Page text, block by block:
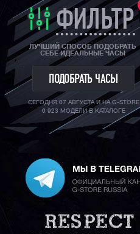
ФИЛЬТР
ЛУЧШИЙ СПОСОБ ПОДОБРАТЬ
СЕБЕ ИДЕАЛЬНЫЕ ЧАСЫ
ПОДОБРАТЬ ЧАСЫ
СЕГОДНЯ 07 АВГУСТА И НА G-STORE
6 923 МОДЕЛИ В КАТАЛОГЕ